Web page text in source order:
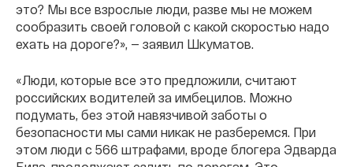
это? Мы все взрослые люди, разве мы не можем
сообразить своей головой с какой скоростью надо
ехать на дороге?», — заявил Шкуматов.
«Люди, которые все это предложили, считают
российских водителей за имбецилов. Можно
подумать, без этой навязчивой заботы о
безопасности мы сами никак не разберемся. При
этом люди с 566 штрафами, вроде блогера Эдварда